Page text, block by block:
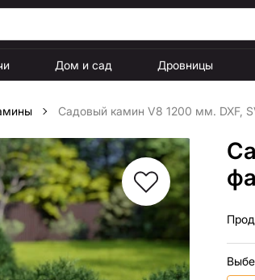
Дом и сад Дровницы
Садовый камин V8 1200 мм. DXF,